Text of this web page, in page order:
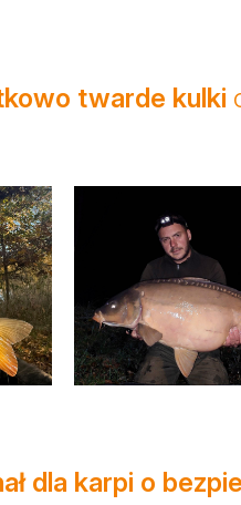
twarde kulki
dla karpi o